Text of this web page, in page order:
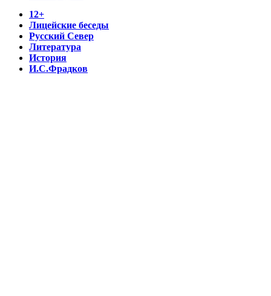
12+
Лицейские беседы
Русский Север
Литература
История
И.С.Фрадков